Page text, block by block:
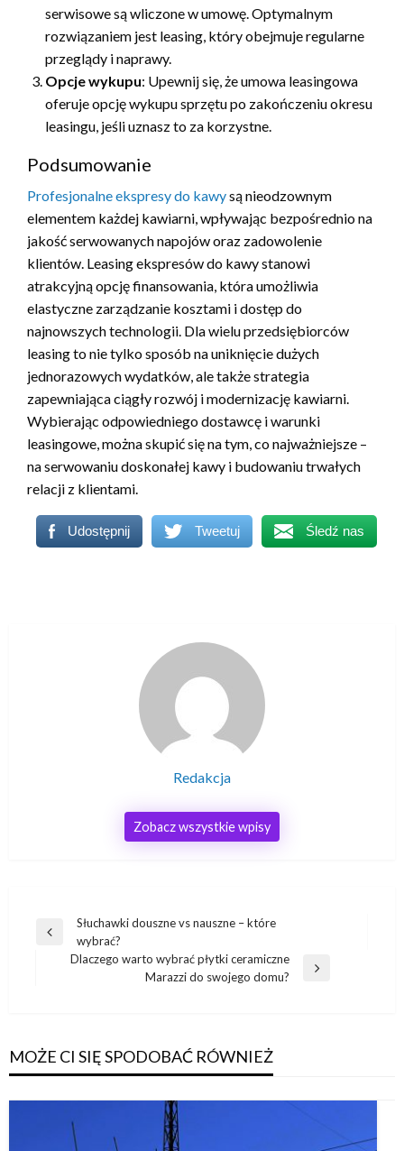
serwisowe są wliczone w umowę. Optymalnym
rozwiązaniem jest leasing, który obejmuje regularne
przeglądy i naprawy.
Opcje wykupu: Upewnij się, że umowa leasingowa
oferuje opcję wykupu sprzętu po zakończeniu okresu
leasingu, jeśli uznasz to za korzystne.
Podsumowanie
Profesjonalne ekspresy do kawysą nieodzownym
elementem każdej kawiarni, wpływając bezpośrednio na
jakość serwowanych napojów oraz zadowolenie
klientów. Leasing ekspresów do kawy stanowi
atrakcyjną opcję finansowania, która umożliwia
elastyczne zarządzanie kosztami i dostęp do
najnowszych technologii. Dla wielu przedsiębiorców
leasing to nie tylko sposób na uniknięcie dużych
jednorazowych wydatków, ale także strategia
zapewniająca ciągły rozwój i modernizację kawiarni.
Wybierając odpowiedniego dostawcę i warunki
leasingowe, można skupić się na tym, co najważniejsze –
na serwowaniu doskonałej kawy i budowaniu trwałych
relacji z klientami.
Udostępnij Tweetuj Śledź nas
Redakcja
Zobacz wszystkie wpisy
Nawigacja
wpisu
Poprzedni
Słuchawki douszne vs nauszne – które
wybrać?
Dlaczego warto wybrać płytki ceramiczne
Marazzi do swojego domu?
MOŻE CI SIĘ SPODOBAĆ RÓWNIEŻ